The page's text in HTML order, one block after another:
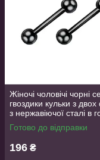
Жіночі чоловічі чорні
гвоздики кульки з двох
з нержавіючої сталі в
стилі 4 мм
Готово до відправки
196 ₴